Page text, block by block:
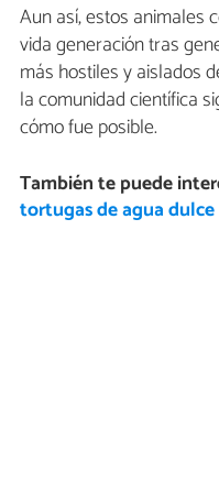
Aun así, estos animales
vida generación tras
más hostiles y aislados
la comunidad científica
cómo fue posible.
También te puede
tortugas de agua dulce